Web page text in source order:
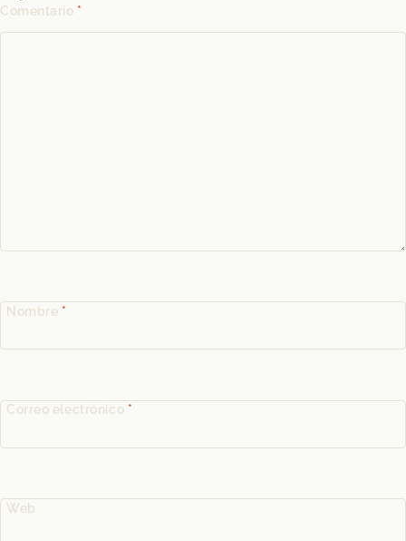
Comentario *
Nombre *
Correo electrónico *
Web